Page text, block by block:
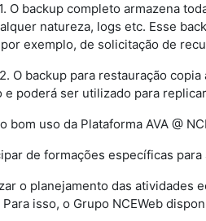
O backup completo armazena
natureza, logs etc. Esse
exemplo, de solicitação de
O backup para restauração
e poderá ser utilizado para
bom uso da Plataforma AVA @
de formações específicas
o planejamento das atividades
Para isso, o Grupo NCEWeb